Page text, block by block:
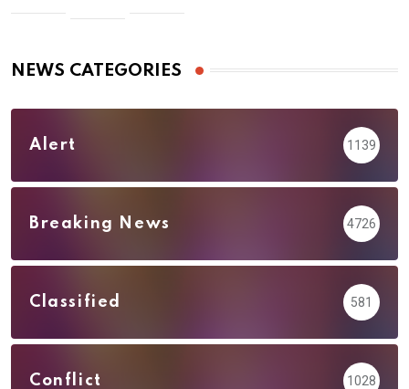
NEWS CATEGORIES
Alert 1139
Breaking News 4726
Classified 581
Conflict 1028